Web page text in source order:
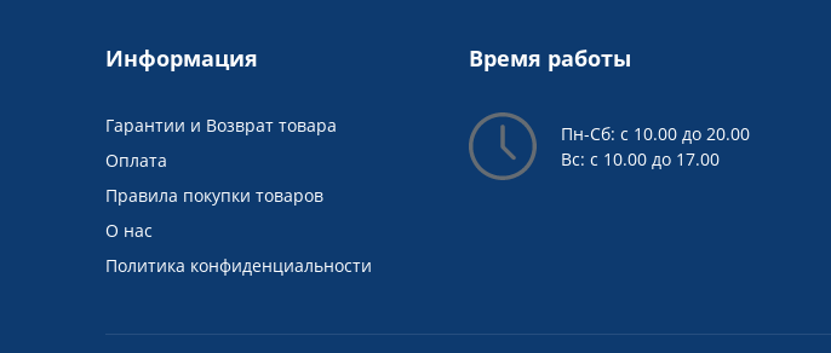
Информация
Гарантии и Возврат товара
Оплата
Правила покупки товаров
О нас
Политика конфиденциальности
Время работы
Пн-Сб: с 10.00 до 20.00
Вс: с 10.00 до 17.00